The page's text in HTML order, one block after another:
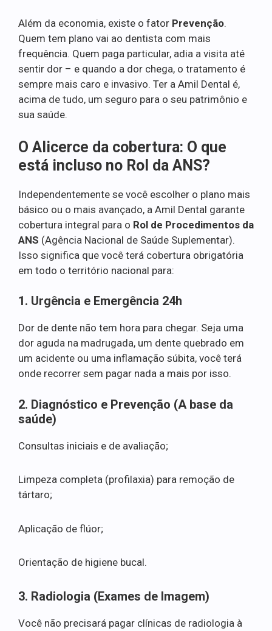
Além da economia, existe o fator Prevenção.
Quem tem plano vai ao dentista com mais
frequência. Quem paga particular, adia a visita até
sentir dor – e quando a dor chega, o tratamento é
sempre mais caro e invasivo. Ter a Amil Dental é,
acima de tudo, um seguro para o seu patrimônio e
sua saúde.
O Alicerce da cobertura: O que
está incluso no Rol da ANS?
Independentemente se você escolher o plano mais
básico ou o mais avançado, a Amil Dental garante
cobertura integral para o Rol de Procedimentos da
ANS (Agência Nacional de Saúde Suplementar).
Isso significa que você terá cobertura obrigatória
em todo o território nacional para:
1. Urgência e Emergência 24h
Dor de dente não tem hora para chegar. Seja uma
dor aguda na madrugada, um dente quebrado em
um acidente ou uma inflamação súbita, você terá
onde recorrer sem pagar nada a mais por isso.
2. Diagnóstico e Prevenção (A base da
saúde)
Consultas iniciais e de avaliação;
Limpeza completa (profilaxia) para remoção de
tártaro;
Aplicação de flúor;
Orientação de higiene bucal.
3. Radiologia (Exames de Imagem)
Você não precisará pagar clínicas de radiologia à